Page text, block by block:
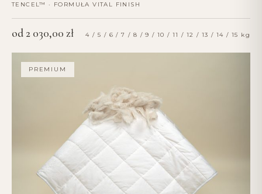
TENCEL™ · FORMUŁA VITAL FINISH
od 2 030,00 zł 4 / 5 / 6 / 7 / 8 / 9 / 10 / 11 / 12 / 13 / 14 / 15 kg
PREMIUM